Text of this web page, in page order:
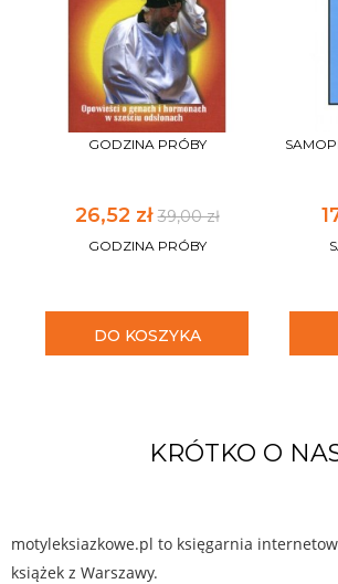
GODZINA PRÓBY
26,52 zł39,00 zł
GODZINA PRÓBY
DO KOSZYKA
KRÓTKO O
motyleksiazkowe.pl to księgarnia
książek z Warszawy.